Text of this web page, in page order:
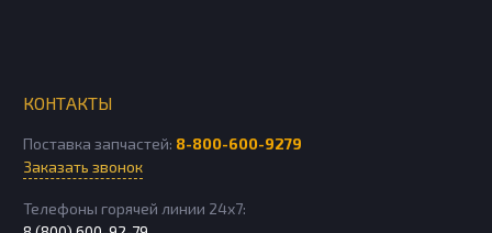
КОНТАКТЫ
Поставка запчастей: 8-800-600-9279
Заказать звонок
Телефоны горячей линии 24х7: